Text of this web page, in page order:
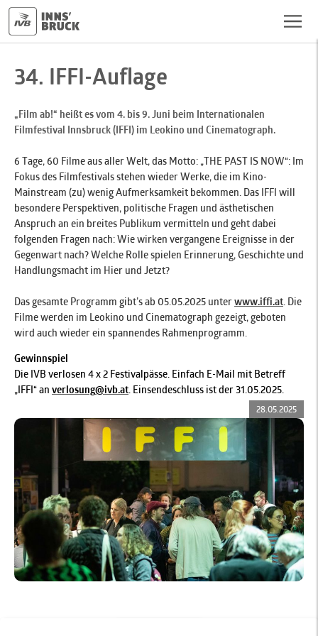
34. IFFI-Auflage
„Film ab!“ heißt es vom 4. bis 9. Juni beim Internationalen
Filmfestival Innsbruck (IFFI) im Leokino und Cinematograph.
6 Tage, 60 Filme aus aller Welt, das Motto: „THE PAST IS NOW“: Im
Fokus des Filmfestivals stehen wieder Werke, die im Kino-
Mainstream (zu) wenig Aufmerksamkeit bekommen. Das IFFI will
besondere Perspektiven, politische Fragen und ästhetischen
Anspruch an ein breites Publikum vermitteln und geht dabei
folgenden Fragen nach: Wie wirken vergangene Ereignisse in der
Gegenwart nach? Welche Rolle spielen Erinnerung, Geschichte und
Handlungsmacht im Hier und Jetzt?
Das gesamte Programm gibt’s ab 05.05.2025 unterwww.iffi.at. Die
Filme werden im Leokino und Cinematograph gezeigt, geboten
wird auch wieder ein spannendes Rahmenprogramm.
Gewinnspiel
Die IVB verlosen 4 x 2 Festivalpässe. Einfach E-Mail mit Betreff
„IFFI“ an verlosung@ivb.at. Einsendeschluss ist der 31.05.2025.
28.05.2025